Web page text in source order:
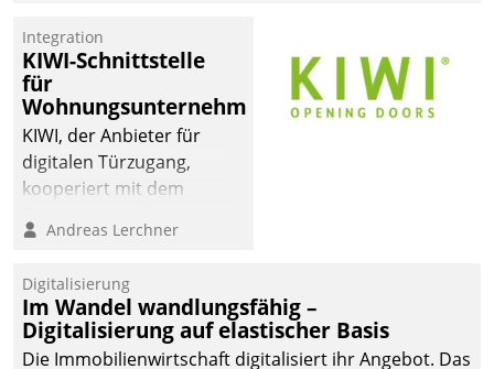
Integration
KIWI-Schnittstelle
für
Wohnungsunternehmen
KIWI, der Anbieter für
digitalen Türzugang,
kooperiert mit dem
Softwareentwicklungshaus
Andreas Lerchner
Digitalisierung
Im Wandel wandlungsfähig –
Digitalisierung auf elastischer Basis
Die Immobilienwirtschaft digitalisiert ihr Angebot. Das